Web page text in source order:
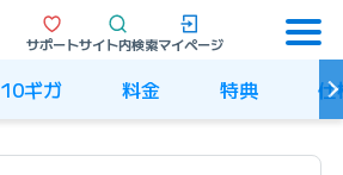
サポートサイト内検索マイページ
10ギガ 料金 特典 仕